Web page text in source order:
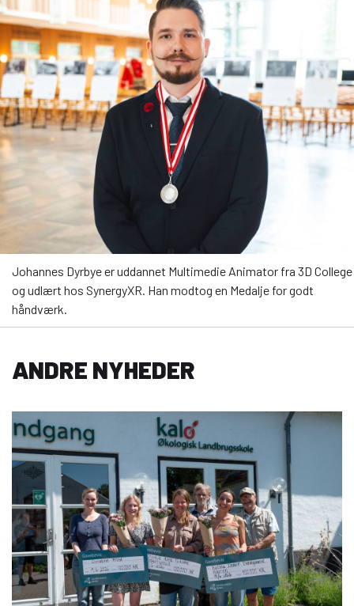
Johannes Dyrbye er uddannet Multimedie Animator fra 3D College
og udlært hos SynergyXR. Han modtog en Medalje for godt
håndværk.
ANDRE NYHEDER